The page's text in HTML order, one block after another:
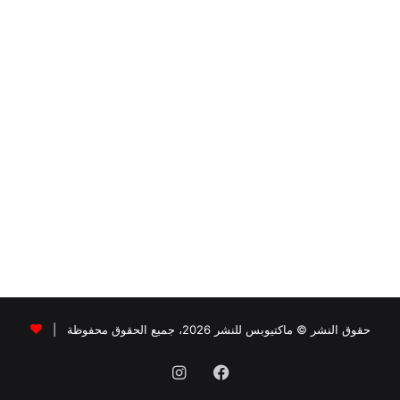
حقوق النشر © ماكتيوبس للنشر 2026، جميع الحقوق محفوظة |
فيسبوكانستقرام